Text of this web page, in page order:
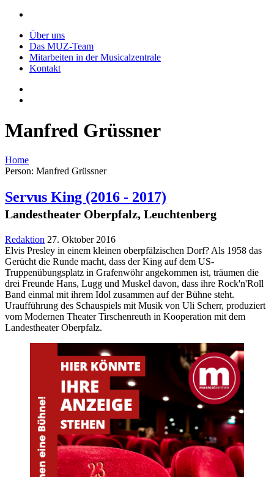
Über uns
Das MUZ-Team
Mitarbeiten in der Musicalzentrale
Kontakt
Manfred Grüssner
Home
Person: Manfred Grüssner
Servus King (2016 - 2017)
Landestheater Oberpfalz, Leuchtenberg
Redaktion 27. Oktober 2016
Elvis Presley in einem kleinen oberpfälzischen Dorf? Als 1958 das
Gerücht die Runde macht, dass der King auf dem US-
Truppenübungsplatz in Grafenwöhr angekommen ist, träumen die
drei Freunde Hans, Lugg und Muskel davon, dass ihre Rock'n'Roll
Band einmal mit ihrem Idol zusammen auf der Bühne steht.
Uraufführung des Schauspiels mit Musik von Uli Scherr, produziert
vom Modernen Theater Tirschenreuth in Kooperation mit dem
Landestheater Oberpfalz.